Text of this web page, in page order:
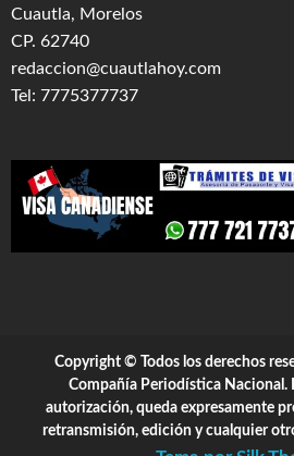
Cuautla, Morelos
CP. 62740
redaccion@cuautlahoy.com
Tel: 7775377737
Copyright © Todos los derechos
Compañía Periodística Nacional.
autorización, queda expresamente
retransmisión, edición y cualquier